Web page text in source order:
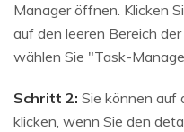
Manager öffnen. Klicken
auf den leeren Bereich
wählen Sie "Task-
Schritt 2: Sie können auf
klicken, wenn Sie den